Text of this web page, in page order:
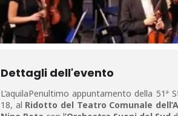
Dettagli dell'evento
L’aquilaPenultimo appuntamento della 51ª
18, al Ridotto del Teatro Comunale